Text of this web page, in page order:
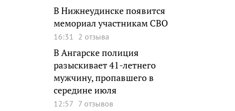
В Нижнеудинске появится
мемориал участникам СВО
16:31 2 отзыва
В Ангарске полиция
разыскивает 41-летнего
мужчину, пропавшего в
середине июля
12:57 7 отзывов